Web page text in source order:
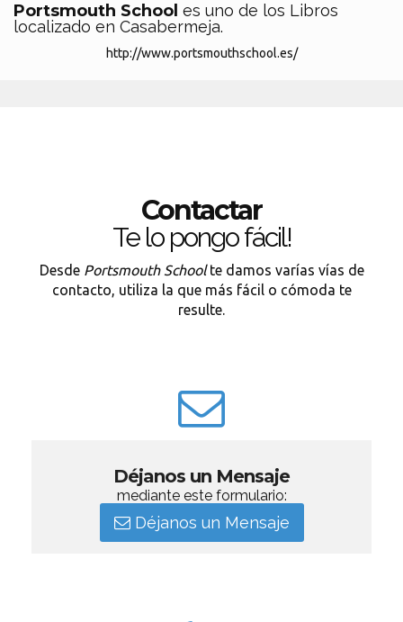
Portsmouth School es uno de los Libros
localizado en Casabermeja.
http://www.portsmouthschool.es/
Contactar
Te lo pongo fácil!
Desde Portsmouth Schoolte damos varías vías de
contacto, utiliza la que más fácil o cómoda te
resulte.
Déjanos un Mensaje
mediante este formulario:
Déjanos un Mensaje